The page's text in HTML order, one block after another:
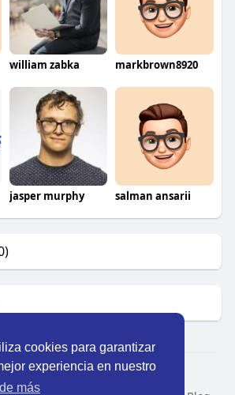
cookies para garantizar
experiencia en nuestro
más
william zabka markbrown8920
jasper murphy salman ansarii
© 2026 Perú Activo